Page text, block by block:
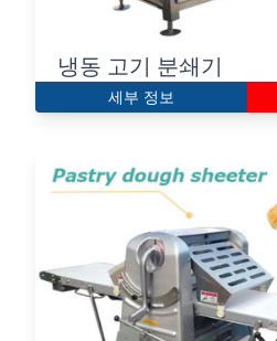
냉동 고기 분쇄기
세부 정보